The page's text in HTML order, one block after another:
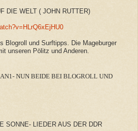
DIE WELT ( JOHN RUTTER)
Blogroll und Surftipps. Die Mageburger
unseren Pölitz und Anderen.
NUN BEIDE BEI BLOGROLL UND
SONNE- LIEDER AUS DER DDR